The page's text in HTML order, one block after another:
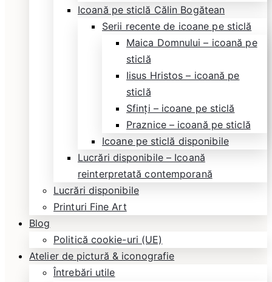
Icoană pe sticlă Călin Bogătean
Serii recente de icoane pe sticlă
Maica Domnului – icoană pe
sticlă
Iisus Hristos – icoană pe
sticlă
Sfinți – icoane pe sticlă
Praznice – icoană pe sticlă
Icoane pe sticlă disponibile
Lucrări disponibile – Icoană
reinterpretată contemporană
Lucrări disponibile
Printuri Fine Art
Blog
Politică cookie-uri (UE)
Atelier de pictură & iconografie
Întrebări utile